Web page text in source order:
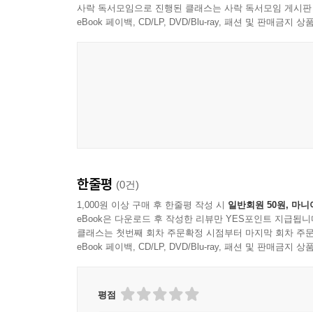
사락 독서모임으로 진행된 클래스는 사락 독서모임 게시
eBook 페이백, CD/LP, DVD/Blu-ray, 패션 및 판매금지 상
한줄평 (0건)
1,000원 이상 구매 후 한줄평 작성 시 일반회원 50원, 마니
eBook은 다운로드 후 작성한 리뷰만 YES포인트 지급됩니
클래스는 첫번째 회차 주문확정 시점부터 마지막 회차 주
eBook 페이백, CD/LP, DVD/Blu-ray, 패션 및 판매금지 상
평점